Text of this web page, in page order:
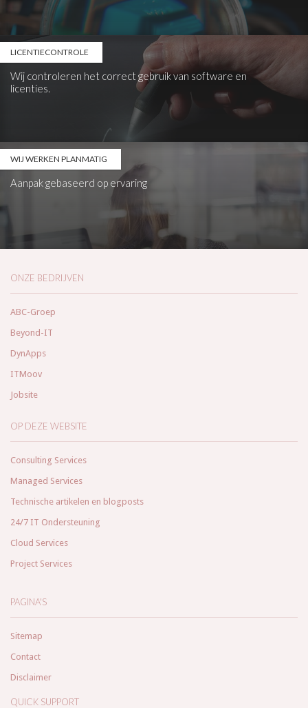
LICENTIECONTROLE
Wij controleren het correct gebruik van software en
licenties.
WIJ WERKEN PLANMATIG
Aanpak gebaseerd op ervaring
ONZE BEDRIJVEN
ABC-Groep
Beyond-IT
DynApps
ITMoov
Jobsite
OP DEZE WEBSITE
Consulting Services
Managed Services
Technische artikelen en blogposts
24/7 IT Ondersteuning
Cloud Services
Project Services
PAGINA'S
Sitemap
Contact
Disclaimer
QUICK SUPPORT